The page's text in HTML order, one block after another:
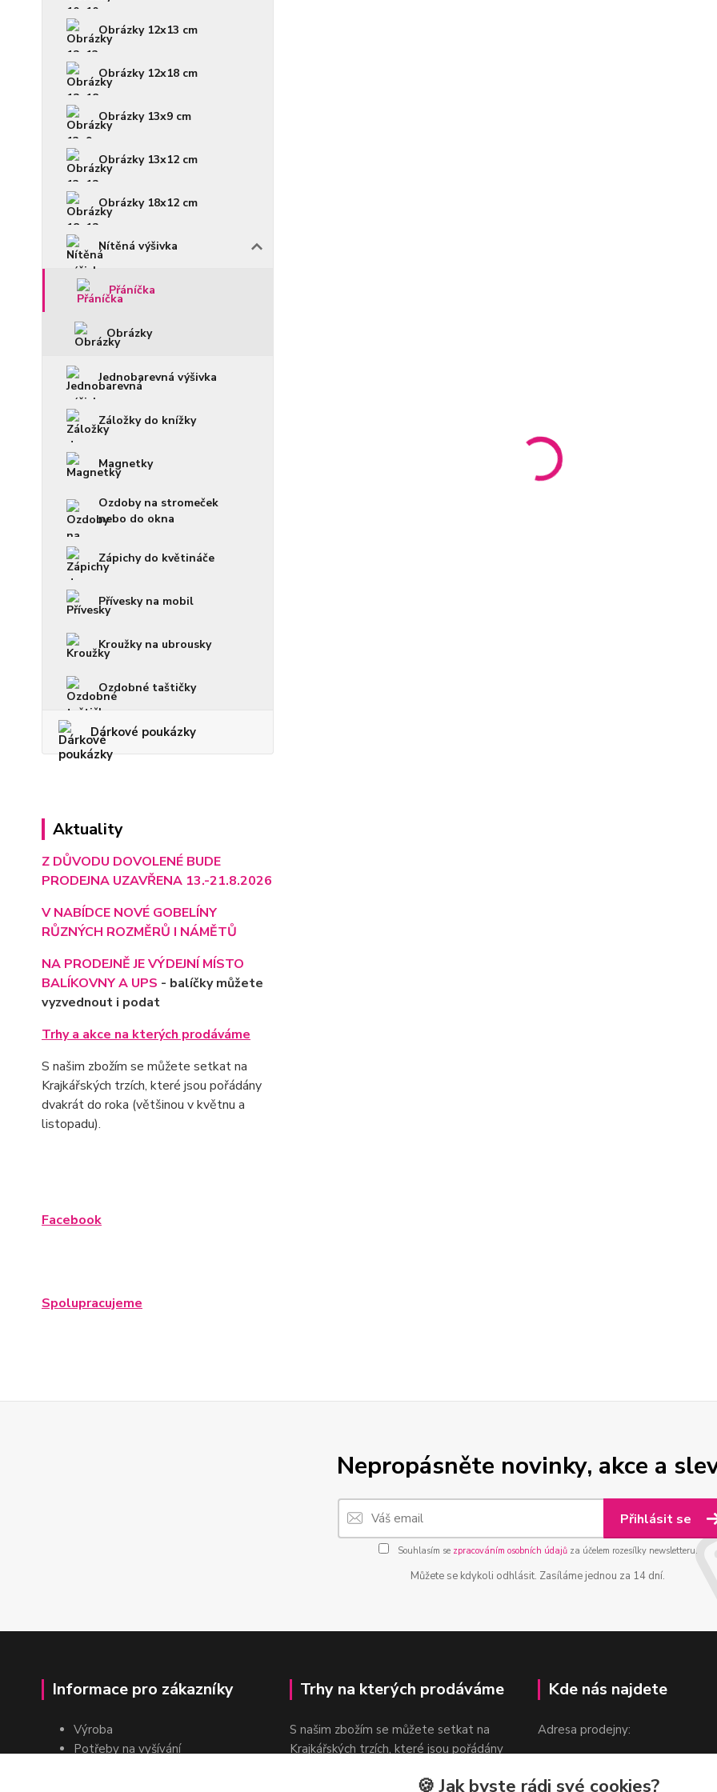
Obrázky 12x13 cm
Obrázky 12x18 cm
Obrázky 13x9 cm
Obrázky 13x12 cm
Obrázky 18x12 cm
Nítěná výšivka
Přáníčka
Obrázky
Jednobarevná výšivka
Záložky do knížky
Magnetky
Ozdoby na stromeček
nebo do okna
Zápichy do květináče
Přívesky na mobil
Kroužky na ubrousky
Ozdobné taštičky
Dárkové poukázky
Aktuality
Z DŮVODU DOVOLENÉ BUDE
PRODEJNA UZAVŘENA 13.-21.8.2026
V NABÍDCE NOVÉ GOBELÍNY
RŮZNÝCH ROZMĚRŮ I NÁMĚTŮ
NA PRODEJNĚ JE VÝDEJNÍ MÍSTO
BALÍKOVNY A UPS - balíčky můžete
vyzvednout i podat
Trhy a akce na kterých prodáváme
S našim zbožím se můžete setkat na
Krajkářských trzích, které jsou pořádány
dvakrát do roka (většinou v květnu a
listopadu).
Facebook
Spolupracujeme
Nepropásněte novinky, akce a
Přihlásit se
Souhlasím se zpracováním osobních údajůza účelem rozesílky newsletteru.
Můžete se kdykoli odhlásit. Zasíláme jednou za 14 dní.
Informace pro zákazníky
Výroba
Potřeby na vyšívání
Trhy na kterých prodáváme
S našim zbožím se můžete setkat na
Krajkářských trzích, které jsou pořádány
Kde nás najdete
Adresa prodejny:
🍪 Jak byste rádi své cookies?